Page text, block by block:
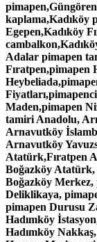
kaplama,Kadıköy
Egepen,Kadıköy
Adalar pimapen
Fıratpen,pimapen
Maden,pimapen
tamiri Anadolu,
Arnavutköy
Arnavutköy
Atatürk,Fıratpen
Boğazköy
Boğazköy
Deliklikaya,
pimapen Durusu
Hadımköy
Hadımköy